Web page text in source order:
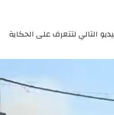
التالي لتتعرف على الحكاية